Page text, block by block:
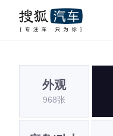
外观
968张